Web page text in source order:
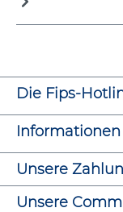
Die Fips-
Informationen
Unsere
Unsere